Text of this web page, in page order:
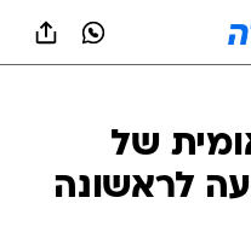
של
לראשונה